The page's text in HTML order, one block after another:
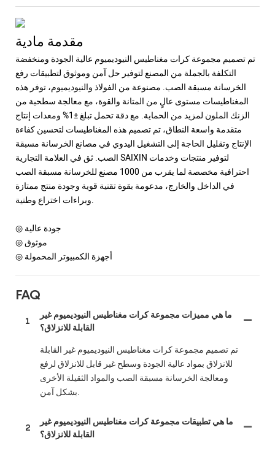
مقدمة مادية
تم تصميم مجموعة كرات مغناطيس النيوديميوم عالية الجودة ومنخفضة
التكلفة بالجملة من المصنع لتوفير حل آمن وموثوق لتطبيقات رفع
الخرسانة مسبقة الصب. مصنوعة من الفولاذ والنيوديميوم، توفر هذه
المغناطيسات مستوى عالٍ من المتانة والقوة، مع معالجة سطحية من
الزنك الملون لمزيد من الحماية. مع دقة تحمل تبلغ ±1% ومعدات إنتاج
متقدمة واسعة النطاق، تم تصميم هذه المغناطيسات لتحسين كفاءة
الإنتاج وتقليل الحاجة إلى التشغيل اليدوي في مصانع الخرسانة مسبقة
الصب. ثق في العلامة التجارية SAIXIN لتوفير منتجات وخدمات
احترافية مخصصة لما يقرب من 1000 مصنع للخرسانة مسبقة الصب
في الداخل والخارج، مدعومة بقوة تقنية قوية وجودة منتج ممتازة
وبراءات اختراع وطنية.
◎ موثوق
◎ أجهزة الكمبيوتر المحمولة
FAQ
1
ما هي مميزات مجموعة كرات مغناطيس النيوديميوم غير
القابلة للانزلاق؟
تم تصميم مجموعة كرات مغناطيس النيوديميوم غير القابلة
للانزلاق بمواد عالية الجودة وسطح غير قابل للانزلاق لرفع
ومعالجة الخرسانة مسبقة الصب والمواد الثقيلة الأخرى
بشكل آمن.
2
ما هي تطبيقات مجموعة كرات مغناطيس النيوديميوم غير
القابلة للانزلاق؟